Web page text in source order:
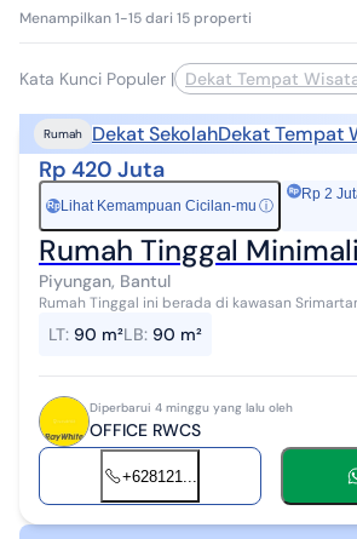
Menampilkan 1-15 dari 15 properti
Kata Kunci Populer | Dekat Tempat
Rumah Dekat SekolahDekat Tempat
Rp 420 Juta
Rp Lihat Kemampuan Cicilan-mu ⓘ
Rp 2
Rumah Tinggal
Piyungan, Bantul
Rumah Tinggal ini berada di kawasan
mudah menuju Kota ...
LT: 90 m²LB: 90 m²
Diperbarui 4 minggu yang lalu oleh
OFFICE RWCS
+628121...